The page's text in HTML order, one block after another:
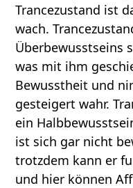
Trancezustand ist
wach.
Überbewusstseins
was mit ihm
Bewusstheit und
gesteigert wahr.
ein
ist sich gar nicht
trotzdem kann er
und hier können